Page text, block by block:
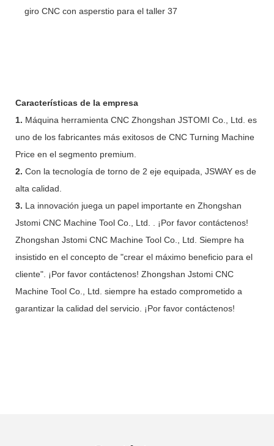
Características de la empresa
1. Máquina herramienta CNC Zhongshan JSTOMI Co., Ltd. es
uno de los fabricantes más exitosos de CNC Turning Machine
Price en el segmento premium.
2. Con la tecnología de torno de 2 eje equipada, JSWAY es de
alta calidad.
3. La innovación juega un papel importante en Zhongshan
Jstomi CNC Machine Tool Co., Ltd. . ¡Por favor contáctenos!
Zhongshan Jstomi CNC Machine Tool Co., Ltd. Siempre ha
insistido en el concepto de "crear el máximo beneficio para el
cliente". ¡Por favor contáctenos! Zhongshan Jstomi CNC
Machine Tool Co., Ltd. siempre ha estado comprometido a
garantizar la calidad del servicio. ¡Por favor contáctenos!